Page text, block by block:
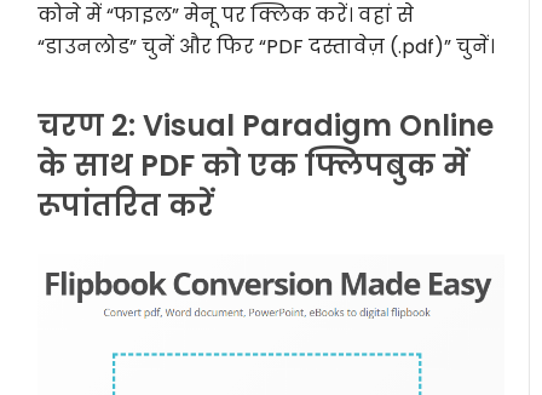
कोने में “फाइल” मेनू पर क्लिक करें। वहां से
“डाउनलोड” चुनें और फिर “PDF दस्तावेज़ (.pdf)” चुनें।
चरण 2: Visual Paradigm Online
के साथ PDF को एक फ्लिपबुक में
रूपांतरित करें